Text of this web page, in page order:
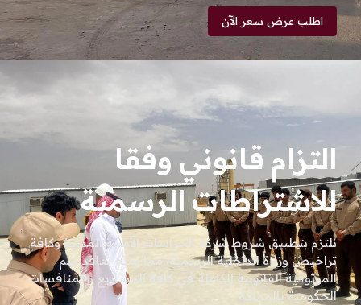
اطلب عرض سعر الآن
التزام قانوني وفقا
للاشتراطات الرسمية
نلتزم بتطبيق شروط شركة الحراسات الأمنية المدنية وكافة
تراخيص وزارة الداخلية الرسمية، مما يمنح تعاقداتكم
الموثوقية القانونية الكاملة في كافة المشاريع والمنافسات
الحكومية بالمملكة